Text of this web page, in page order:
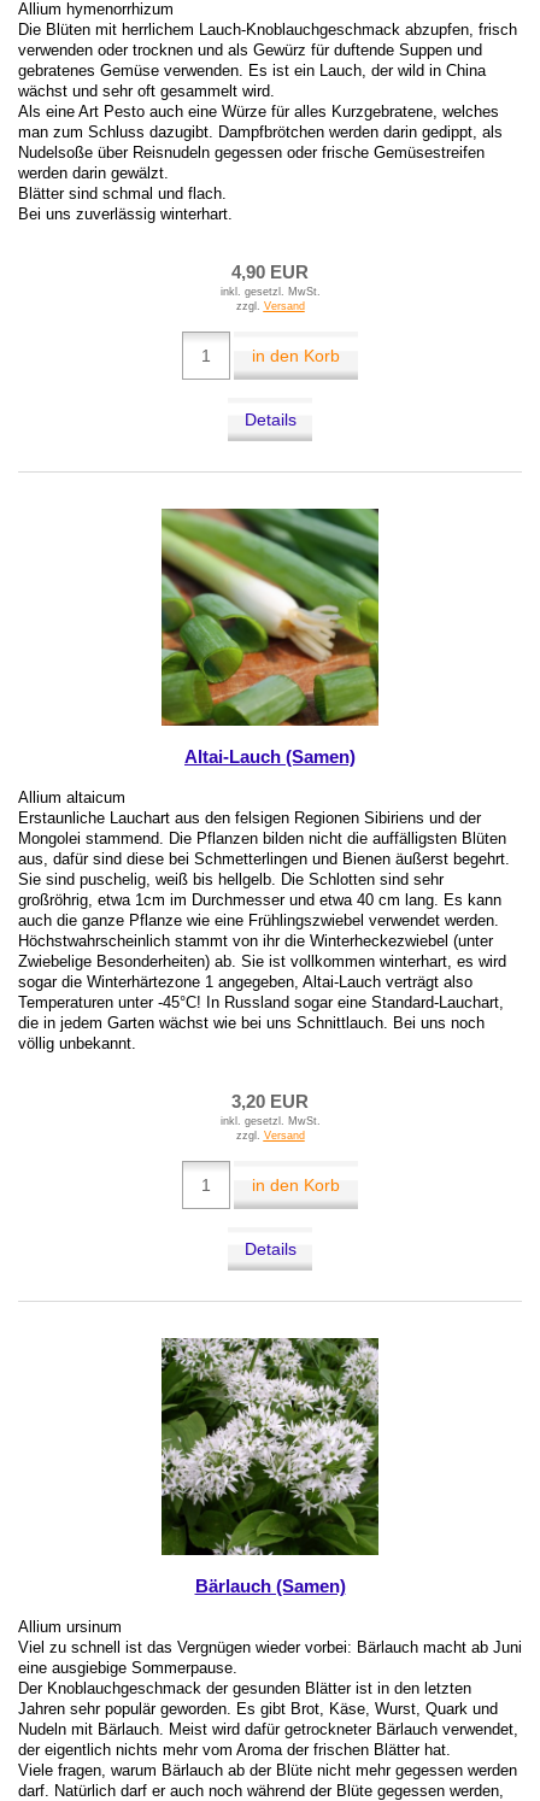
Allium hymenorrhizum
Die Blüten mit herrlichem Lauch-Knoblauchgeschmack abzupfen, frisch
verwenden oder trocknen und als Gewürz für duftende Suppen und
gebratenes Gemüse verwenden. Es ist ein Lauch, der wild in China
wächst und sehr oft gesammelt wird.
Als eine Art Pesto auch eine Würze für alles Kurzgebratene, welches
man zum Schluss dazugibt. Dampfbrötchen werden darin gedippt, als
Nudelsoße über Reisnudeln gegessen oder frische Gemüsestreifen
werden darin gewälzt.
Blätter sind schmal und flach.
Bei uns zuverlässig winterhart.
4,90 EUR
inkl. gesetzl. MwSt.
zzgl. Versand
in den Korb
Details
Altai-Lauch (Samen)
Allium altaicum
Erstaunliche Lauchart aus den felsigen Regionen Sibiriens und der
Mongolei stammend. Die Pflanzen bilden nicht die auffälligsten Blüten
aus, dafür sind diese bei Schmetterlingen und Bienen äußerst begehrt.
Sie sind puschelig, weiß bis hellgelb. Die Schlotten sind sehr
großröhrig, etwa 1cm im Durchmesser und etwa 40 cm lang. Es kann
auch die ganze Pflanze wie eine Frühlingszwiebel verwendet werden.
Höchstwahrscheinlich stammt von ihr die Winterheckezwiebel (unter
Zwiebelige Besonderheiten) ab. Sie ist vollkommen winterhart, es wird
sogar die Winterhärtezone 1 angegeben, Altai-Lauch verträgt also
Temperaturen unter -45°C! In Russland sogar eine Standard-Lauchart,
die in jedem Garten wächst wie bei uns Schnittlauch. Bei uns noch
völlig unbekannt.
3,20 EUR
inkl. gesetzl. MwSt.
zzgl. Versand
in den Korb
Details
Bärlauch (Samen)
Allium ursinum
Viel zu schnell ist das Vergnügen wieder vorbei: Bärlauch macht ab Juni
eine ausgiebige Sommerpause.
Der Knoblauchgeschmack der gesunden Blätter ist in den letzten
Jahren sehr populär geworden. Es gibt Brot, Käse, Wurst, Quark und
Nudeln mit Bärlauch. Meist wird dafür getrockneter Bärlauch verwendet,
der eigentlich nichts mehr vom Aroma der frischen Blätter hat.
Viele fragen, warum Bärlauch ab der Blüte nicht mehr gegessen werden
darf. Natürlich darf er auch noch während der Blüte gegessen werden,